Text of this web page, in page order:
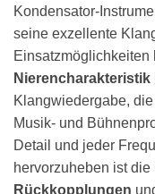
Kondensator-
seine exzellente
Einsatzmöglichkeiten
Nierencharakteristik
Klangwiedergabe,
Musik- und
Detail und jeder
hervorzuheben ist
Rückkopplungen